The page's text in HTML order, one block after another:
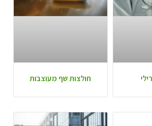
חולצות שף מעוצבות